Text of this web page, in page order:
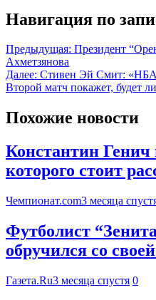
Навигация по
Предыдущая: Президент
Ахметзянова
Далее: Стивен Эй Смит: «НБА
Второй матч покажет, будет
Похожие новости
Константин Генич
которого стоит
Чемпионат.com3 месяца
Футболист
обручился со
Газета.Ru3 месяца спустя 0